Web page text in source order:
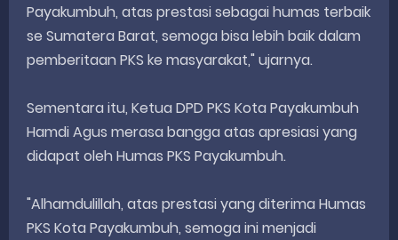
Payakumbuh, atas prestasi sebagai humas terbaik
se Sumatera Barat, semoga bisa lebih baik dalam
pemberitaan PKS ke masyarakat," ujarnya.
Sementara itu, Ketua DPD PKS Kota Payakumbuh
Hamdi Agus merasa bangga atas apresiasi yang
didapat oleh Humas PKS Payakumbuh.
"Alhamdulillah, atas prestasi yang diterima Humas
PKS Kota Payakumbuh, semoga ini menjadi